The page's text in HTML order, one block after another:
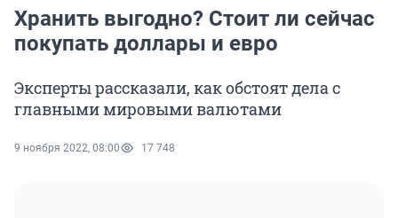
Хранить выгодно? Стоит ли сейчас
покупать доллары и евро
Эксперты рассказали, как обстоят дела с
главными мировыми валютами
9 ноября 2022, 08:00 17 748